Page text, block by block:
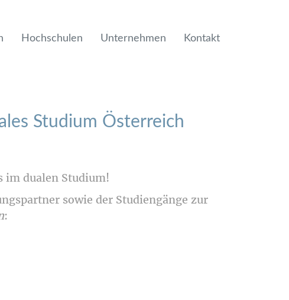
Hochschulen Unternehmen Kontakt
Studium Österreich
im dualen Studium!
sowie der Studiengänge zur
: